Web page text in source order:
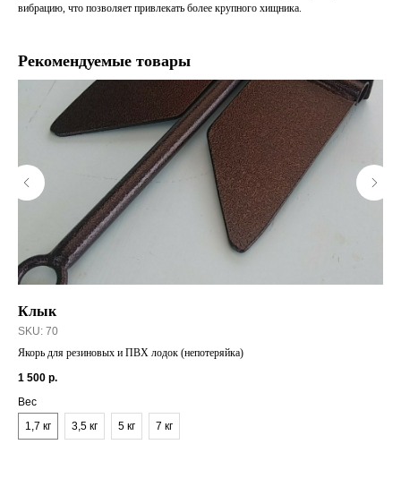
вибрацию, что позволяет привлекать более крупного хищника.
Рекомендуемые товары
Клык
SKU: 70
Якорь для резиновых и ПВХ лодок (непотеряйка)
1 500 р.
Вес
1,7 кг
3,5 кг 5 кг 7 кг